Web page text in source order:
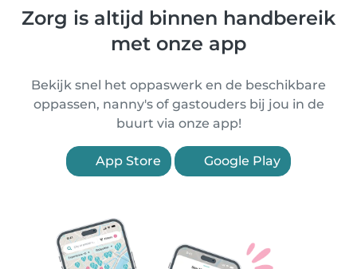
Zorg is altijd binnen handbereik
met onze app
Bekijk snel het oppaswerk en de beschikbare
oppassen, nanny's of gastouders bij jou in de
buurt via onze app!
App Store Google Play